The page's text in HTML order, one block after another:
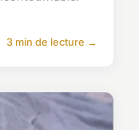
3 min de lecture →